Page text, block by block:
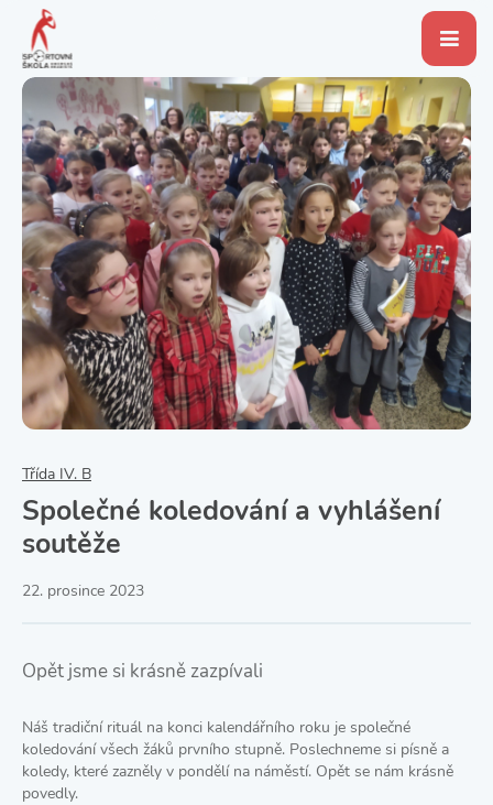
Třída IV. B
Společné koledování a vyhlášení
soutěže
22. prosince 2023
Opět jsme si krásně zazpívali
Náš tradiční rituál na konci kalendářního roku je společné
koledování všech žáků prvního stupně. Poslechneme si písně a
koledy, které zazněly v pondělí na náměstí. Opět se nám krásně
povedly.